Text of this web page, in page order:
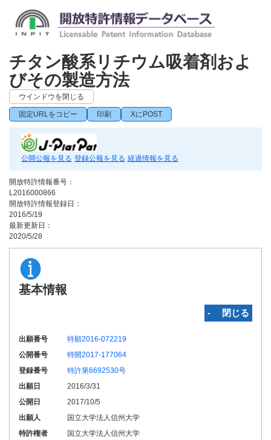
チタン酸系リチウム吸着剤およ
びその製造方法
ウインドウを閉じる
固定URLをコピー 印刷 XにPOST
公開公報を見る 登録公報を見る 経過情報を見る
開放特許情報番号：
L2016000866
開放特許情報登録日：
2016/5/19
最新更新日：
2020/5/28
基本情報
‐ 閉じる
出願番号
特願2016-072219
公開番号
特開2017-177064
登録番号
特許第6692530号
出願日
2016/3/31
公開日
2017/10/5
出願人
国立大学法人信州大学
特許権者
国立大学法人信州大学